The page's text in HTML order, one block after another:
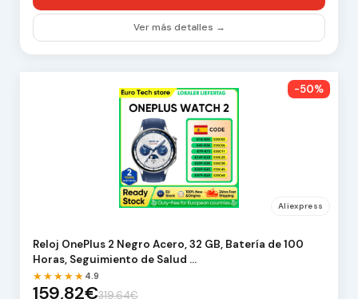
Ver más detalles →
-50%
Aliexpress
Reloj OnePlus 2 Negro Acero, 32 GB, Batería de 100
Horas, Seguimiento de Salud …
★★★★★ 4.9
159,82€319,64€